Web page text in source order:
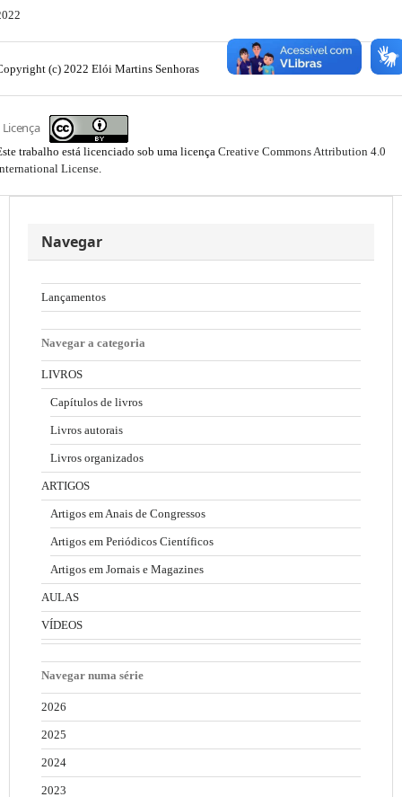
(c) 2022 Elói Martins Senhoras
Licença
trabalho está licenciado sob uma licença Creative Commons Attribution 4.0
License.
Navegar
Lançamentos
Navegar a categoria
LIVROS
Capítulos de livros
Livros autorais
Livros organizados
ARTIGOS
Artigos em Anais de Congressos
Artigos em Periódicos Científicos
Artigos em Jornais e Magazines
AULAS
VÍDEOS
Navegar numa série
2026
2025
2024
2023